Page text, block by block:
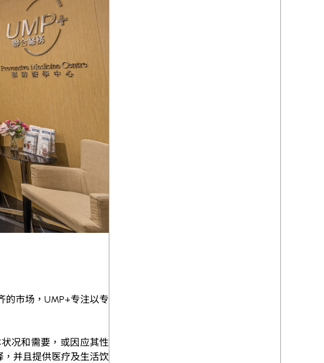
的市场，UMP+专注以专
况和需要，或因应其性
并且提供医疗及生活饮